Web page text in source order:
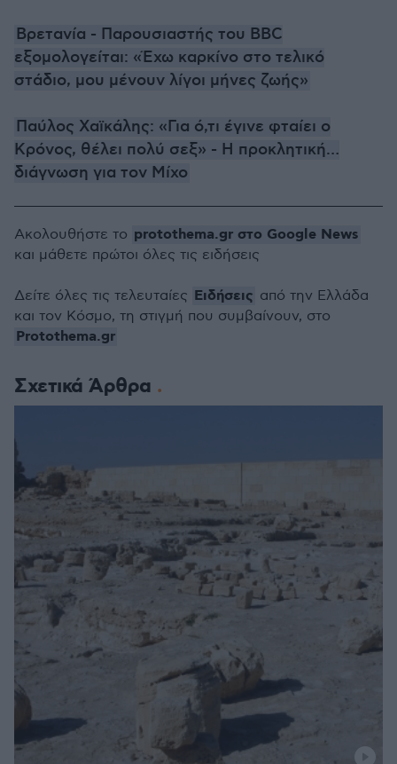
Βρετανία - Παρουσιαστής του BBC
εξομολογείται: «Έχω καρκίνο στο τελικό
στάδιο, μου μένουν λίγοι μήνες ζωής»
Παύλος Χαϊκάλης: «Για ό,τι έγινε φταίει ο
Κρόνος, θέλει πολύ σεξ» - Η προκλητική…
διάγνωση για τον Μίχο
Σχετικά Άρθρα
Ακολουθήστε το protothema.gr στο Google News
και μάθετε πρώτοι όλες τις ειδήσεις
Δείτε όλες τις τελευταίες Ειδήσεις από την Ελλάδα
και τον Κόσμο, τη στιγμή που συμβαίνουν, στο
Protothema.gr